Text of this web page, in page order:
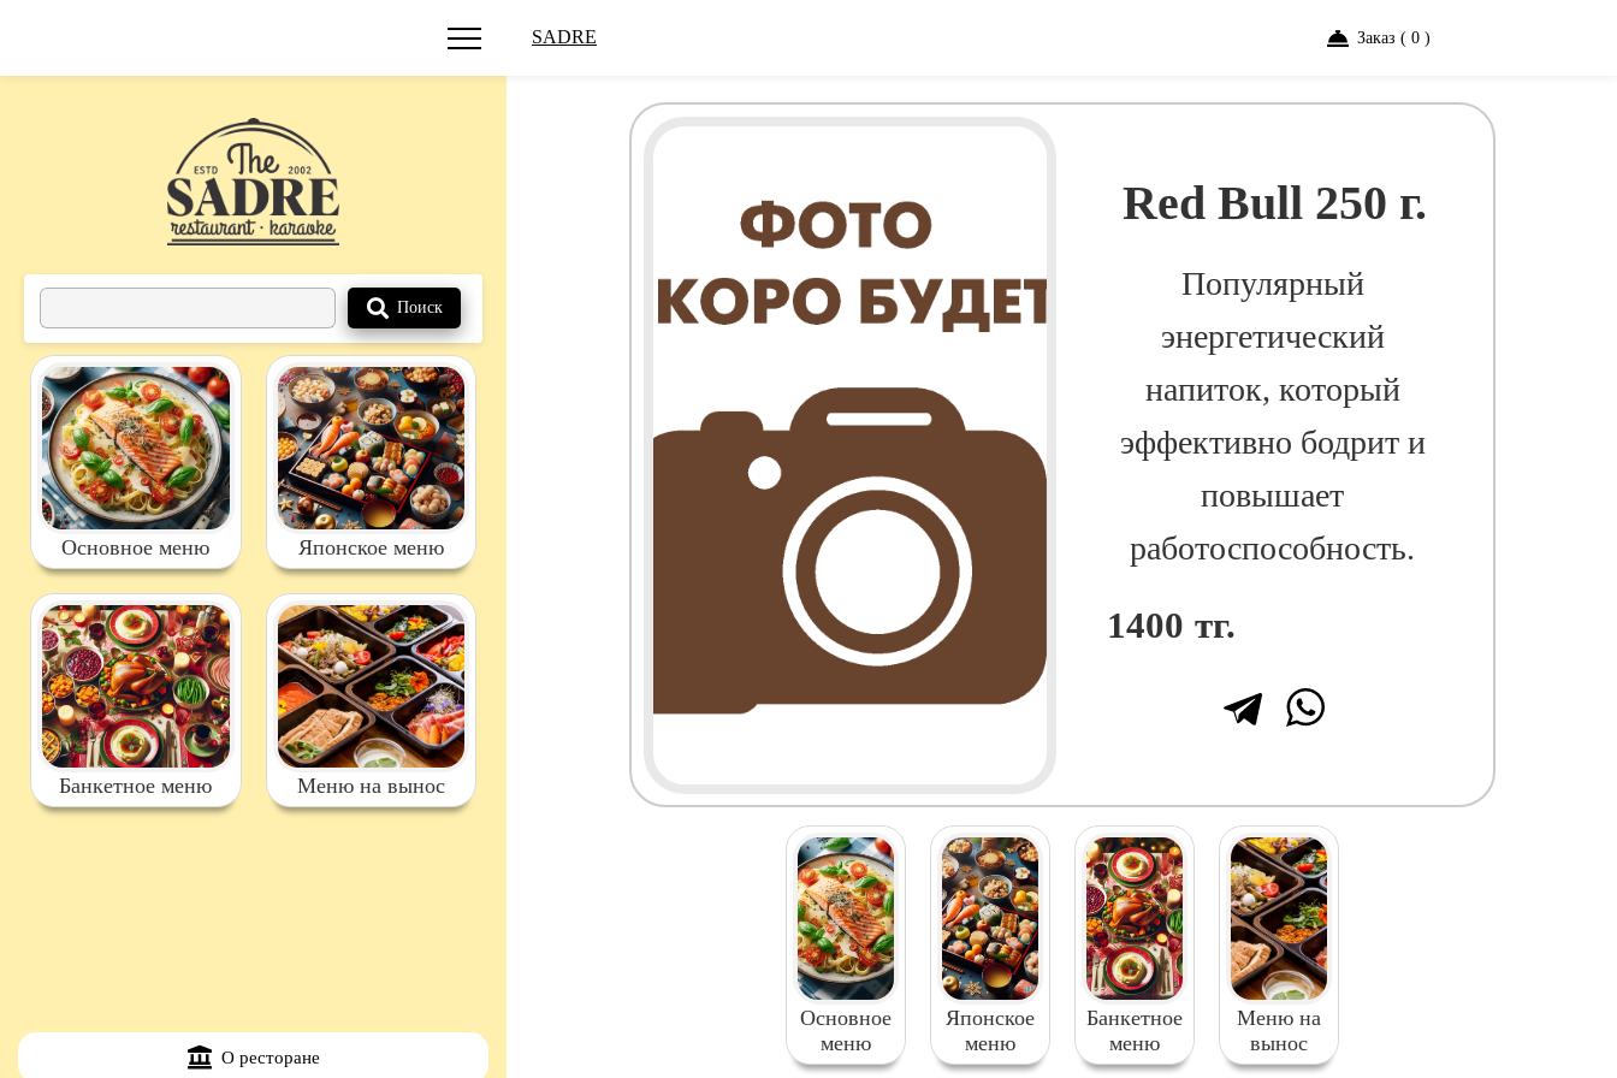
SADRE Заказ ( 0 )
Поиск
Основное меню Японское меню
Банкетное меню Меню на вынос
О ресторане
Red Bull 250 г.
Популярный
энергетический
напиток, который
эффективно бодрит и
повышает
работоспособность.
1400 тг.
Основное
меню
Японское
меню
Банкетное
меню
Меню на
вынос